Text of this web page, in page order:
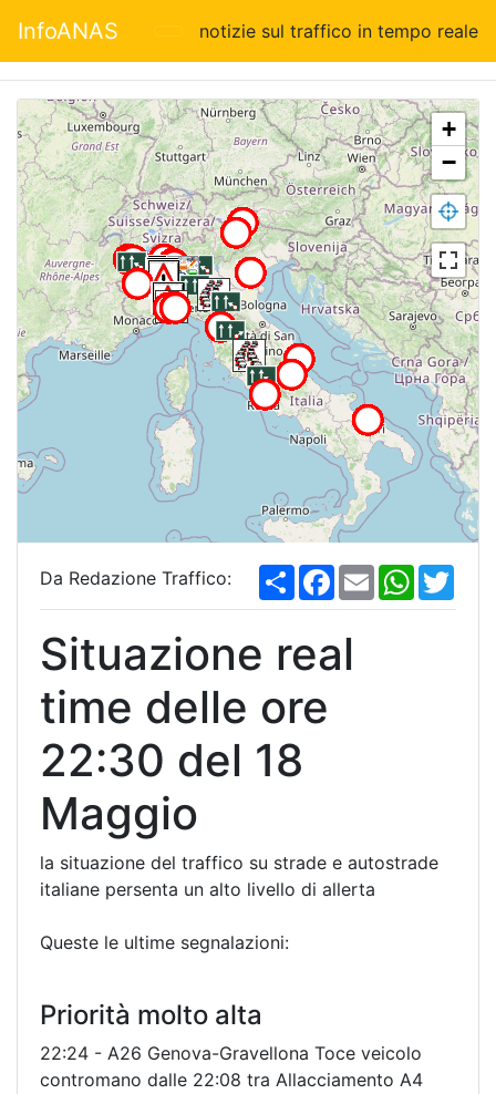
InfoANAS notizie sul traffico in tempo reale
+
−
S
h
a
e
F
a
c
b
o
E
m
a
W
h
a
i
Da Redazione Traffico:
Situazione real
time delle ore
22:30 del 18
Maggio
la situazione del traffico su strade e autostrade
italiane persenta un alto livello di allerta
Queste le ultime segnalazioni:
Priorità molto alta
22:24 - A26 Genova-Gravellona Toce veicolo
contromano dalle 22:08 tra Allacciamento A4